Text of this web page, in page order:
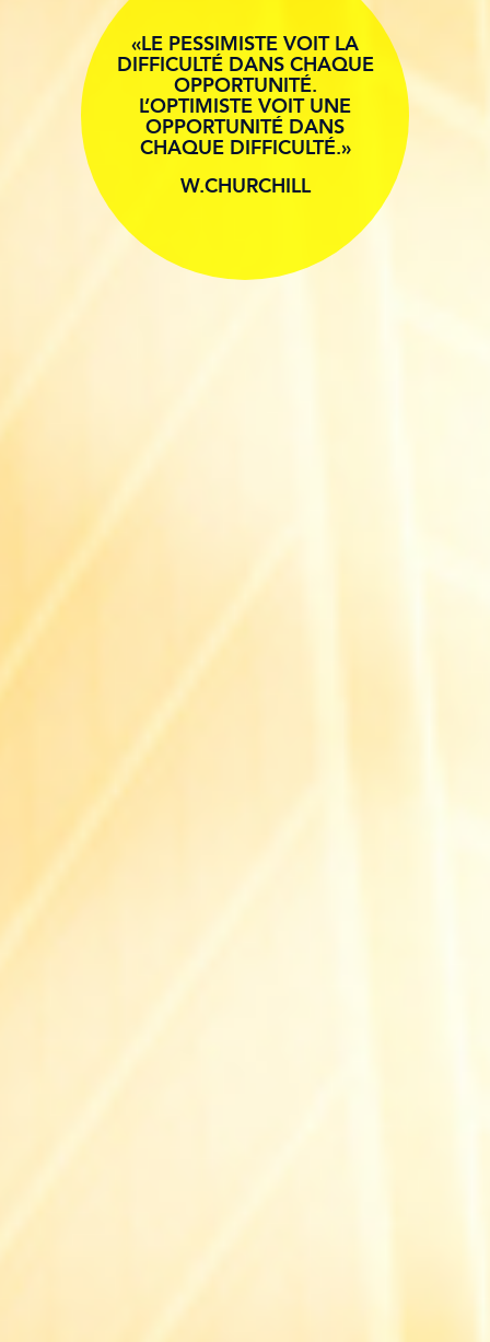
«LE PESSIMISTE VOIT LA
DIFFICULTÉ DANS CHAQUE
OPPORTUNITÉ.
L’OPTIMISTE VOIT UNE
OPPORTUNITÉ DANS
CHAQUE DIFFICULTÉ.»
W.CHURCHILL